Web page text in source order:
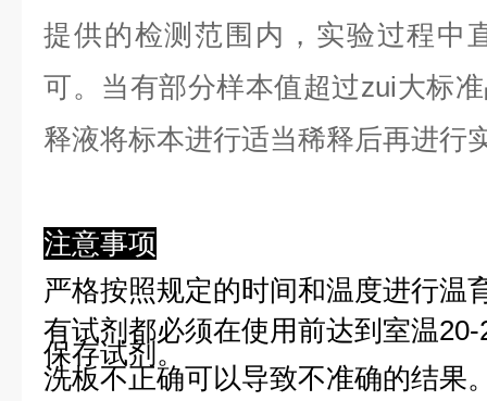
提供的检测范围内，实验过程中
可。当有部分样本值超过zui大标
释液将标本进行适当稀释后再进行
注意事项
严格按照规定的时间和温度进行温
有试剂都必须在使用前达到室温
保存试剂。
洗板不正确可以导致不准确的结果